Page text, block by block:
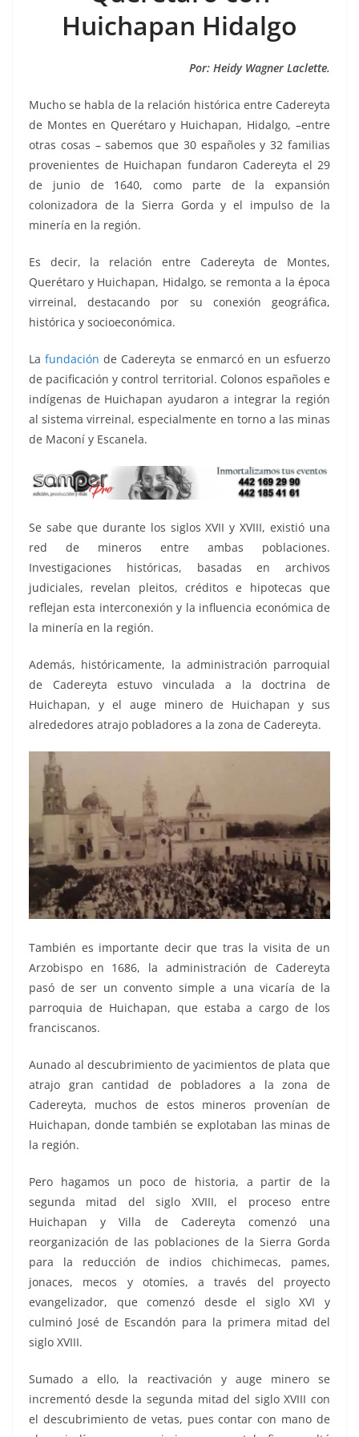
o p er
Huichapan Hidalgo
Por: Heidy Wagner Laclette.
Mucho se habla de la relación histórica entre Cadereyta
de Montes en Querétaro y Huichapan, Hidalgo, –entre
otras cosas – sabemos que 30 españoles y 32 familias
provenientes de Huichapan fundaron Cadereyta el 29
de junio de 1640, como parte de la expansión
colonizadora de la Sierra Gorda y el impulso de la
minería en la región.
Es decir, la relación entre Cadereyta de Montes,
Querétaro y Huichapan, Hidalgo, se remonta a la época
virreinal, destacando por su conexión geográfica,
histórica y socioeconómica.
Lafundaciónde Cadereyta se enmarcó en un esfuerzo
de pacificación y control territorial. Colonos españoles e
indígenas de Huichapan ayudaron a integrar la región
al sistema virreinal, especialmente en torno a las minas
de Maconí y Escanela.
Se sabe que durante los siglos XVII y XVIII, existió una
red de mineros entre ambas poblaciones.
Investigaciones históricas, basadas en archivos
judiciales, revelan pleitos, créditos e hipotecas que
reflejan esta interconexión y la influencia económica de
la minería en la región.
Además, históricamente, la administración parroquial
de Cadereyta estuvo vinculada a la doctrina de
Huichapan, y el auge minero de Huichapan y sus
alrededores atrajo pobladores a la zona de Cadereyta.
También es importante decir que tras la visita de un
Arzobispo en 1686, la administración de Cadereyta
pasó de ser un convento simple a una vicaría de la
parroquia de Huichapan, que estaba a cargo de los
franciscanos.
Aunado al descubrimiento de yacimientos de plata que
atrajo gran cantidad de pobladores a la zona de
Cadereyta, muchos de estos mineros provenían de
Huichapan, donde también se explotaban las minas de
la región.
Pero hagamos un poco de historia, a partir de la
segunda mitad del siglo XVIII, el proceso entre
Huichapan y Villa de Cadereyta comenzó una
reorganización de las poblaciones de la Sierra Gorda
para la reducción de indios chichimecas, pames,
jonaces, mecos y otomíes, a través del proyecto
evangelizador, que comenzó desde el siglo XVI y
culminó José de Escandón para la primera mitad del
siglo XVIII.
Sumado a ello, la reactivación y auge minero se
incrementó desde la segunda mitad del siglo XVIII con
el descubrimiento de vetas, pues contar con mano de